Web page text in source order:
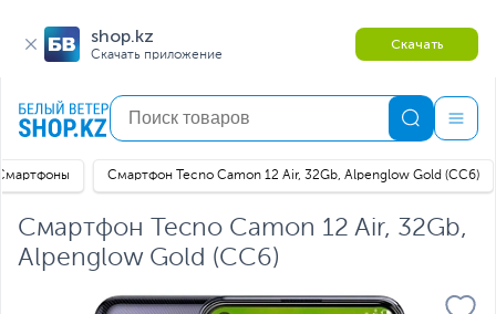
shop.kz
Скачать приложение
Скачать
Смартфон Tecno Camon 12 Air, 32Gb, Alpenglow Gold (CC6)
Смартфон Tecno Camon 12 Air, 32Gb,
Alpenglow Gold (CC6)